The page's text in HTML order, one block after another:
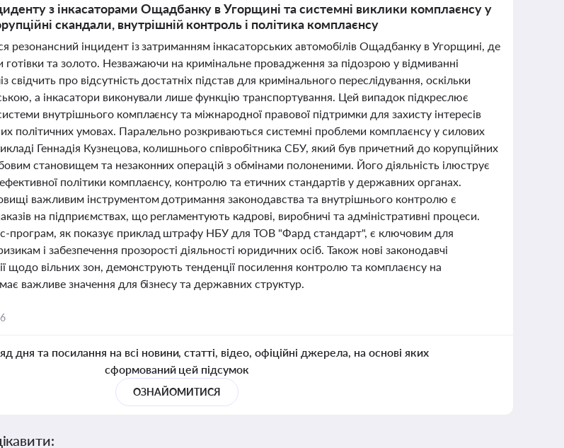
з інкасаторами Ощадбанку в Угорщині та системні виклики комплаєнсу у
скандали, внутрішній контроль і політика комплаєнсу
резонансний інцидент із затриманням інкасаторських автомобілів Ощадбанку в Угорщині, де
готівки та золото. Незважаючи на кримінальне провадження за підозрою у відмиванні
про відсутність достатніх підстав для кримінального переслідування, оскільки
а інкасатори виконували лише функцію транспортування. Цей випадок підкреслює
внутрішнього комплаєнсу та міжнародної правової підтримки для захисту інтересів
політичних умовах. Паралельно розкриваються системні проблеми комплаєнсу у силових
Геннадія Кузнецова, колишнього співробітника СБУ, який був причетний до корупційних
становищем та незаконних операцій з обмінами полоненими. Його діяльність ілюструє
політики комплаєнсу, контролю та етичних стандартів у державних органах.
важливим інструментом дотримання законодавства та внутрішнього контролю є
на підприємствах, що регламентують кадрові, виробничі та адміністративні процеси.
програм, як показує приклад штрафу НБУ для ТОВ "Фард стандарт", є ключовим для
і забезпечення прозорості діяльності юридичних осіб. Також нові законодавчі
щодо вільних зон, демонструють тенденції посилення контролю та комплаєнсу на
важливе значення для бізнесу та державних структур.
дня та посилання на всі новини, статті, відео, офіційні джерела, на основі яких
сформований цей підсумок
ОЗНАЙОМИТИСЯ